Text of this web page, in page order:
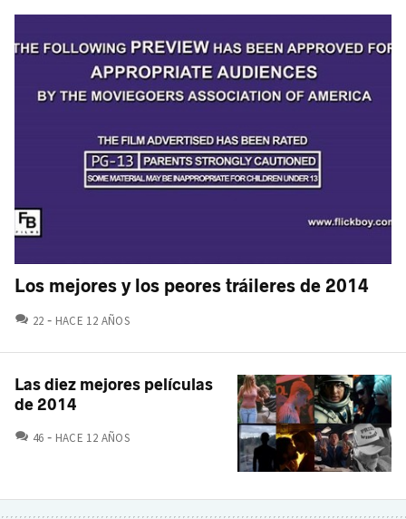
Los mejores y los peores tráileres de 2014
22 COMENTARIOS
HACE 12 AÑOS
Las diez mejores películas
de 2014
46 COMENTARIOS
HACE 12 AÑOS